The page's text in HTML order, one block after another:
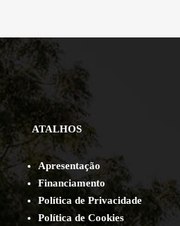
ATALHOS
Apresentação
Financiamento
Política de Privacidade
Política de Cookies